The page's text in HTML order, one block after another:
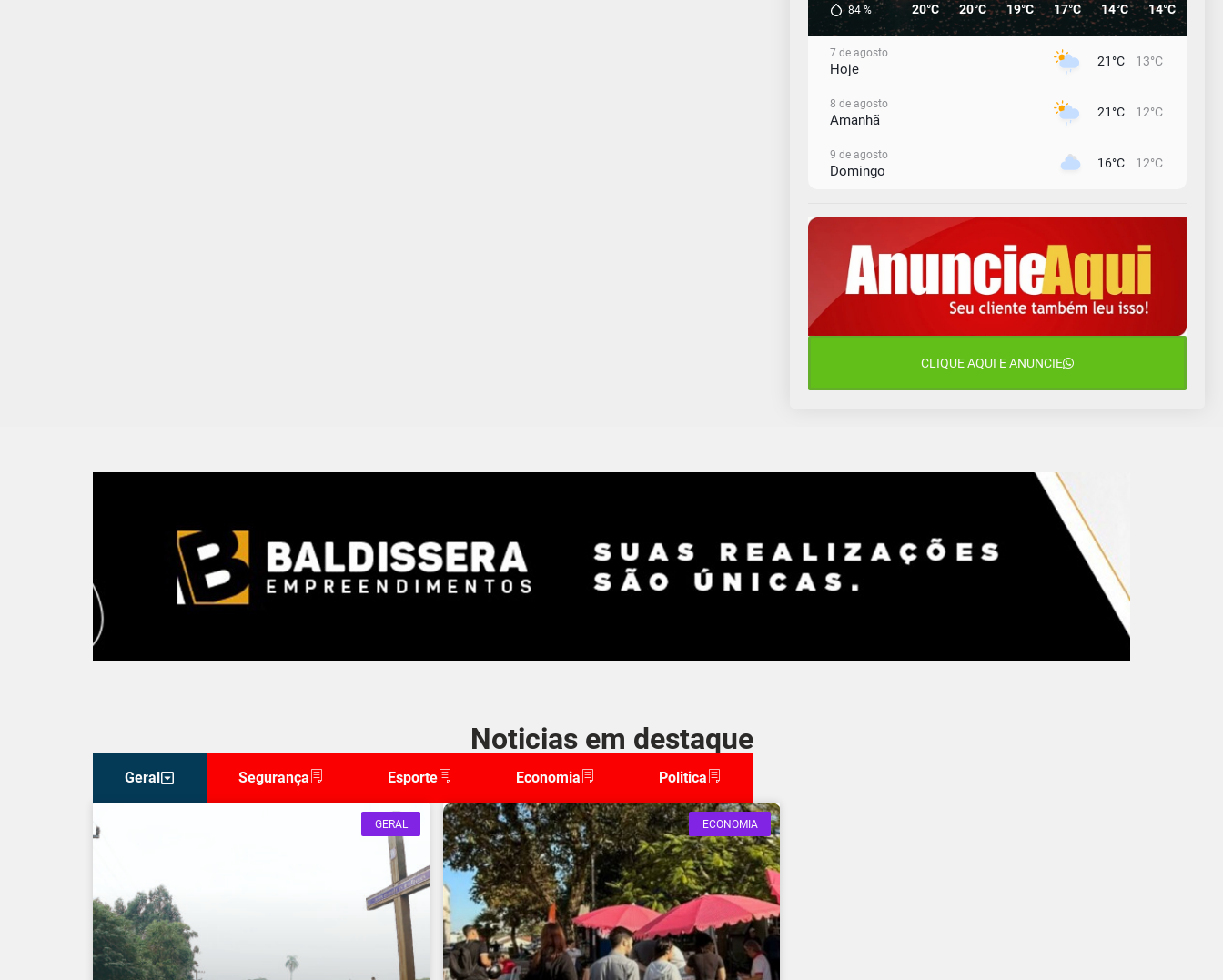
84% 20°C 20°C 19°C 17°C 14°C 14°C
7 de agosto
Hoje 21°C 13°C
8 de agosto
Amanhã 21°C 12°C
9 de agosto
Domingo 16°C 12°C
Segunda-Feira
11 de agosto
Terça-Feira
12 de agosto
15°C 11°C
CLIQUE AQUI E ANUNCIE
Noticias em destaque
Geral Segurança Esporte Economia Politica
GERAL ECONOMIA